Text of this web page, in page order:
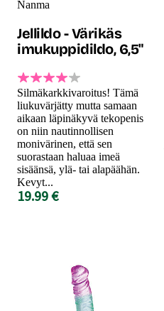
Nanma
Jellildo - Värikäs
imukuppidildo, 6,5"
Silmäkarkkivaroitus! Tämä
liukuvärjätty mutta samaan
aikaan läpinäkyvä tekopenis
on niin nautinnollisen
monivärinen, että sen
suorastaan haluaa imeä
sisäänsä, ylä- tai alapäähän.
Kevyt...
19.99 €